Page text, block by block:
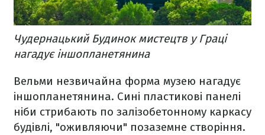
Чудернацький Будинок мистецтв у Граці
нагадує іншопланетянина
Вельми незвичайна форма музею нагадує
іншопланетянина. Сині пластикові панелі
ніби стрибають по залізобетонному каркасу
будівлі, "оживляючи" позаземне створіння.